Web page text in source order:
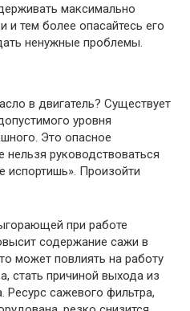
максимально
и тем более опасайтесь его
ненужные проблемы.
в двигатель? Существует
уровня
Это опасное
нельзя руководствоваться
испортишь». Произойти
при работе
содержание сажи в
может повлиять на работу
стать причиной выхода из
Ресурс сажевого фильтра,